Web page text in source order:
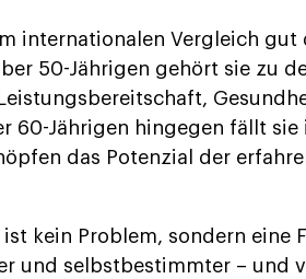
internationalen Vergleich gut
50-Jährigen gehört sie zu
60-Jährigen hingegen fällt
das Potenzial der
kein Problem, sondern eine
und selbstbestimmter – und